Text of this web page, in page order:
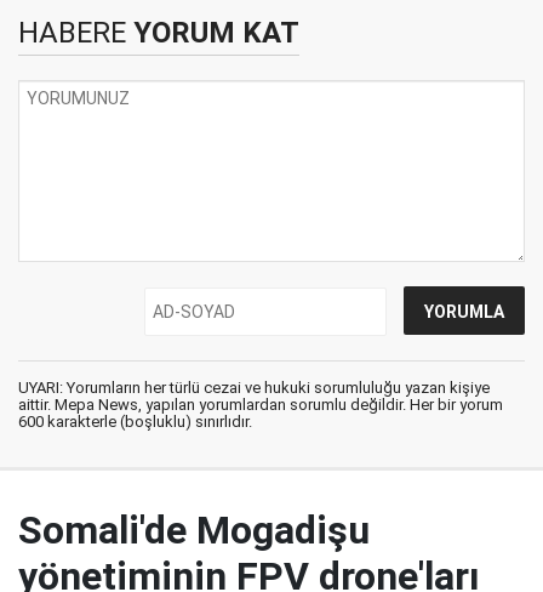
HABERE YORUM KAT
UYARI: Yorumların her türlü cezai ve hukuki sorumluluğu yazan kişiye
aittir. Mepa News, yapılan yorumlardan sorumlu değildir. Her bir yorum
600 karakterle (boşluklu) sınırlıdır.
Somali'de Mogadişu
yönetiminin FPV drone'ları